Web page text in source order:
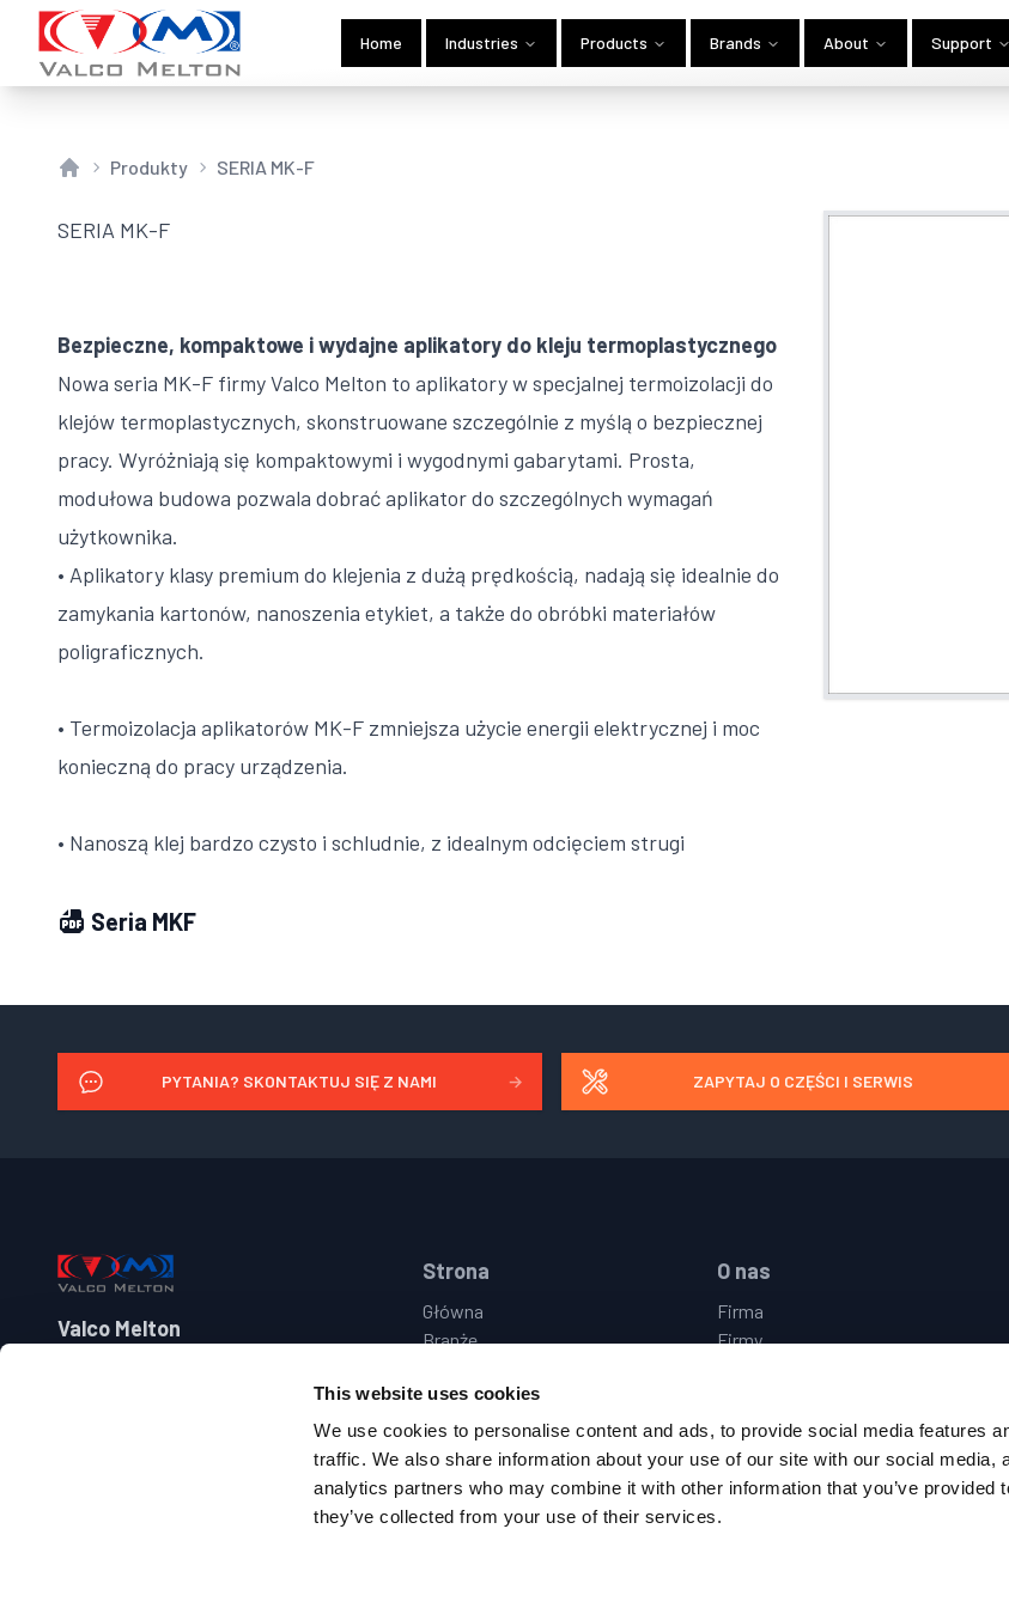
This website uses cookies
We use cookies to personalise content and ads, to provide social media features
traffic. We also share information about your use of our site with our social media,
analytics partners who may combine it with other information that you’ve provided
they’ve collected from your use of their services.
Home Industries Products Brands About Support
Produkty SERIA MK-F
SERIA MK-F
Bezpieczne, kompaktowe i wydajne aplikatory do kleju termoplastycznego
Nowa seria MK-F firmy Valco Melton to aplikatory w specjalnej termoizolacji do
klejów termoplastycznych, skonstruowane szczególnie z myślą o bezpiecznej
pracy. Wyróżniają się kompaktowymi i wygodnymi gabarytami. Prosta,
modułowa budowa pozwala dobrać aplikator do szczególnych wymagań
użytkownika.
• Aplikatory klasy premium do klejenia z dużą prędkością, nadają się idealnie do
zamykania kartonów, nanoszenia etykiet, a także do obróbki materiałów
poligraficznych.
• Termoizolacja aplikatorów MK-F zmniejsza użycie energii elektrycznej i moc
konieczną do pracy urządzenia.
• Nanoszą klej bardzo czysto i schludnie, z idealnym odcięciem strugi
Seria MKF
PYTANIA? SKONTAKTUJ SIĘ Z NAMI → ZAPYTAJ O CZĘŚCI I SERWIS
Footer Strona
Główna
Branże
Marki
Wsparcie
Skontaktuj Się Z Nami
O nas
Firma
Firmy
Kariera
Polityka Prywatności
Regulamin
Valco Melton